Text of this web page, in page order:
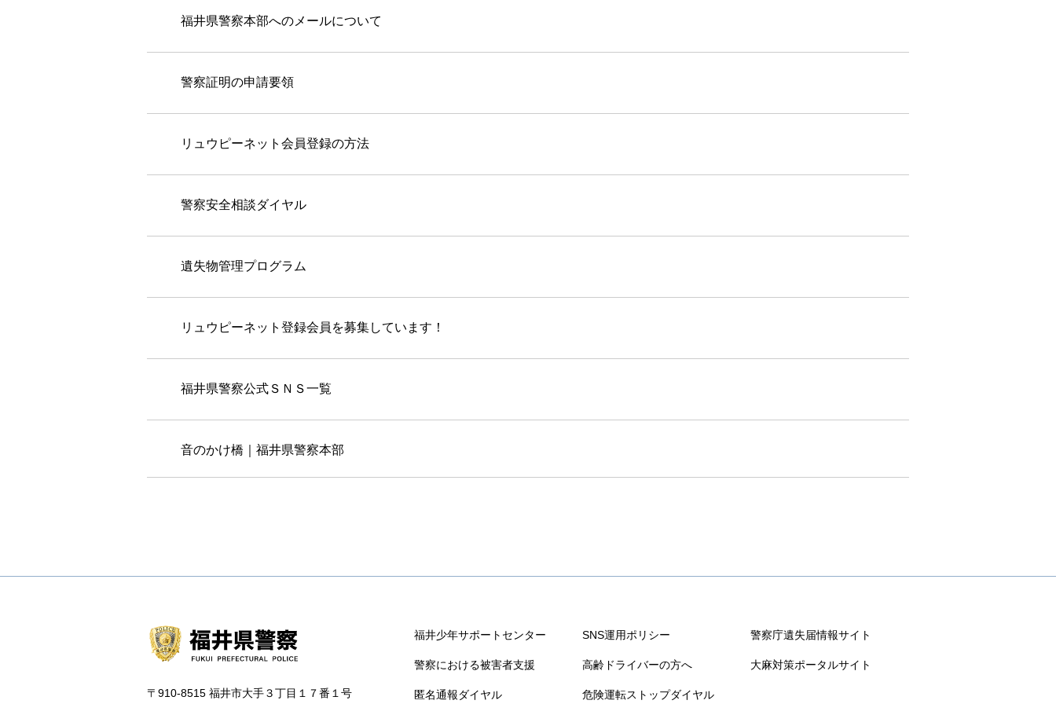
福井県警察本部へのメールについて
警察証明の申請要領
リュウピーネット会員登録の方法
警察安全相談ダイヤル
遺失物管理プログラム
リュウピーネット登録会員を募集しています！
福井県警察公式ＳＮＳ一覧
音のかけ橋｜福井県警察本部
〒910-8515 福井市大手３丁目１７番１号
福井少年サポートセンター
警察における被害者支援
匿名通報ダイヤル
SNS運用ポリシー
高齢ドライバーの方へ
危険運転ストップダイヤル
警察庁遺失届情報サイト
大麻対策ポータルサイト